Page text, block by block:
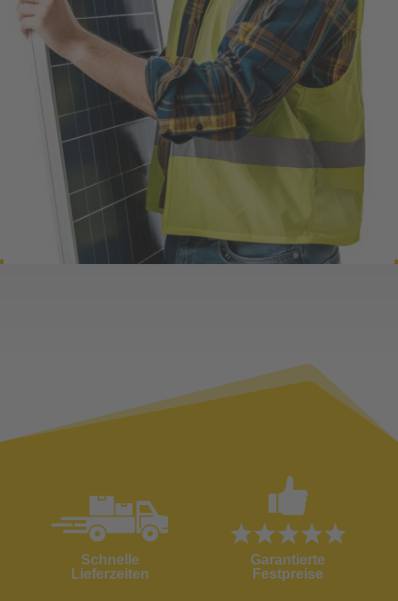
Schnelle
Lieferzeiten
Garantierte
Festpreise